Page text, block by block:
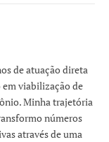
de atuação direta
viabilização de
Minha trajetória
números
através de uma